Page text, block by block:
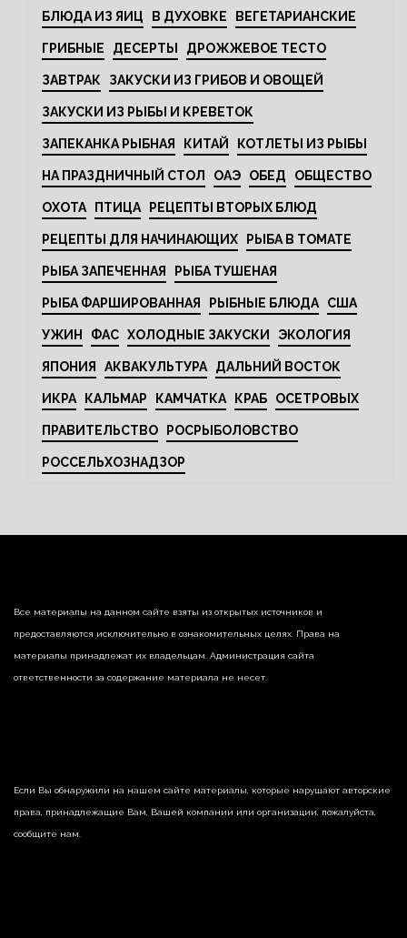
БЛЮДА ИЗ ЯИЦ В ДУХОВКЕ ВЕГЕТАРИАНСКИЕ
ГРИБНЫЕ ДЕСЕРТЫ ДРОЖЖЕВОЕ ТЕСТО
ЗАВТРАК ЗАКУСКИ ИЗ ГРИБОВ И ОВОЩЕЙ
ЗАКУСКИ ИЗ РЫБЫ И КРЕВЕТОК
ЗАПЕКАНКА РЫБНАЯ КИТАЙ КОТЛЕТЫ ИЗ РЫБЫ
НА ПРАЗДНИЧНЫЙ СТОЛ ОАЭ ОБЕД ОБЩЕСТВО
ОХОТА ПТИЦА РЕЦЕПТЫ ВТОРЫХ БЛЮД
РЕЦЕПТЫ ДЛЯ НАЧИНАЮЩИХ РЫБА В ТОМАТЕ
РЫБА ЗАПЕЧЕННАЯ РЫБА ТУШЕНАЯ
РЫБА ФАРШИРОВАННАЯ РЫБНЫЕ БЛЮДА США
УЖИН ФАС ХОЛОДНЫЕ ЗАКУСКИ ЭКОЛОГИЯ
ЯПОНИЯ АКВАКУЛЬТУРА ДАЛЬНИЙ ВОСТОК
ИКРА КАЛЬМАР КАМЧАТКА КРАБ ОСЕТРОВЫХ
ПРАВИТЕЛЬСТВО РОСРЫБОЛОВСТВО
РОССЕЛЬХОЗНАДЗОР
Все материалы на данном сайте взяты из открытых источников и
предоставляются исключительно в ознакомительных целях. Права на
материалы принадлежат их владельцам. Администрация сайта
ответственности за содержание материала не несет.
Если Вы обнаружили на нашем сайте материалы, которые нарушают авторские
права, принадлежащие Вам, Вашей компании или организации, пожалуйста,
сообщите нам.